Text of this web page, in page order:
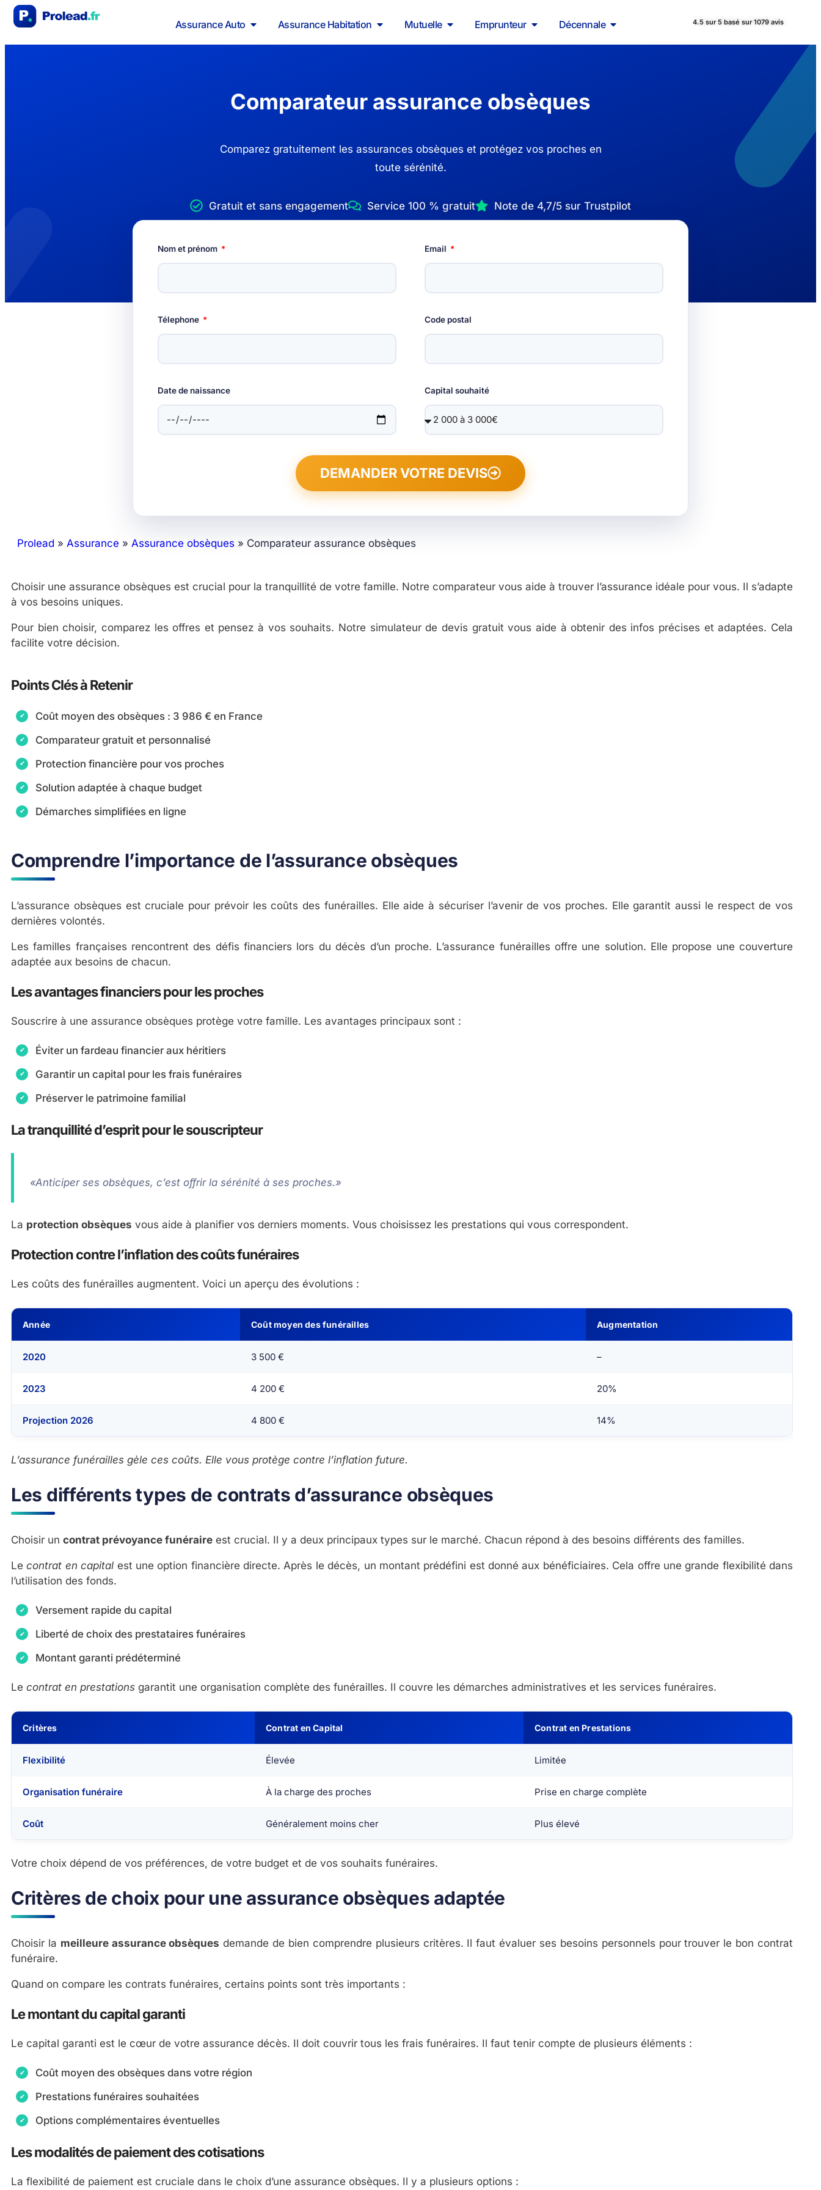
Assurance Auto Assurance Habitation Mutuelle Emprunteur Décennale 4.5 sur 5 basé sur 1079 avis
Comparateur assurance obsèques
Comparez gratuitement les assurances obsèques et protégez vos proches en
toute sérénité.
Gratuit et sans engagement Service 100 % gratuit Note de 4,7/5 sur Trustpilot
Nom et prénom Email
Télephone Code postal
Date de naissance Capital souhaité
DEMANDER VOTRE DEVIS
Prolead » Assurance » Assurance obsèques » Comparateur assurance obsèques
Choisir une assurance obsèques est crucial pour la tranquillité de votre famille. Notre comparateur vous aide à trouver l’assurance idéale pour vous. Il s’adapte
à vos besoins uniques.
Pour bien choisir, comparez les offres et pensez à vos souhaits. Notre simulateur de devis gratuit vous aide à obtenir des infos précises et adaptées. Cela
facilite votre décision.
Points Clés à Retenir
Coût moyen des obsèques : 3 986 € en France
Comparateur gratuit et personnalisé
Protection financière pour vos proches
Solution adaptée à chaque budget
Démarches simplifiées en ligne
Comprendre l’importance de l’assurance obsèques
L’assurance obsèques est cruciale pour prévoir les coûts des funérailles. Elle aide à sécuriser l’avenir de vos proches. Elle garantit aussi le respect de vos
dernières volontés.
Les familles françaises rencontrent des défis financiers lors du décès d’un proche. L’assurance funérailles offre une solution. Elle propose une couverture
adaptée aux besoins de chacun.
Les avantages financiers pour les proches
Souscrire à une assurance obsèques protège votre famille. Les avantages principaux sont :
Éviter un fardeau financier aux héritiers
Garantir un capital pour les frais funéraires
Préserver le patrimoine familial
La tranquillité d’esprit pour le souscripteur
«Anticiper ses obsèques, c’est offrir la sérénité à ses proches.»
La protection obsèques vous aide à planifier vos derniers moments. Vous choisissez les prestations qui vous correspondent.
Protection contre l’inflation des coûts funéraires
Les coûts des funérailles augmentent. Voici un aperçu des évolutions :
Année Coût moyen des funérailles Augmentation
2020 3 500 € –
2023 4 200 € 20%
Projection 2026 4 800 € 14%
L’assurance funérailles gèle ces coûts. Elle vous protège contre l’inflation future.
Les différents types de contrats d’assurance obsèques
Choisir un contrat prévoyance funéraire est crucial. Il y a deux principaux types sur le marché. Chacun répond à des besoins différents des familles.
Lecontrat en capital est une option financière directe. Après le décès, un montant prédéfini est donné aux bénéficiaires. Cela offre une grande flexibilité dans
l’utilisation des fonds.
Versement rapide du capital
Liberté de choix des prestataires funéraires
Montant garanti prédéterminé
Le contrat en prestations garantit une organisation complète des funérailles. Il couvre les démarches administratives et les services funéraires.
Critères Contrat en Capital Contrat en Prestations
Flexibilité Élevée Limitée
Organisation funéraire À la charge des proches Prise en charge complète
Coût Généralement moins cher Plus élevé
Votre choix dépend de vos préférences, de votre budget et de vos souhaits funéraires.
Critères de choix pour une assurance obsèques adaptée
Choisir la meilleure assurance obsèques demande de bien comprendre plusieurs critères. Il faut évaluer ses besoins personnels pour trouver le bon contrat
funéraire.
Quand on compare les contrats funéraires, certains points sont très importants :
Le montant du capital garanti
Le capital garanti est le cœur de votre assurance décès. Il doit couvrir tous les frais funéraires. Il faut tenir compte de plusieurs éléments :
Coût moyen des obsèques dans votre région
Prestations funéraires souhaitées
Options complémentaires éventuelles
Les modalités de paiement des cotisations
La flexibilité de paiement est cruciale dans le choix d’une assurance obsèques. Il y a plusieurs options :